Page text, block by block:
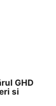
GHD
si